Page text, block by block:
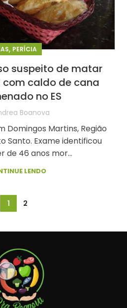
, PERÍCIA
suspeito de matar
caldo de cana
no ES
Boanova
Domingos Martins, Região
Santo. Exame identificou
de 46 anos mor...
LENDO
1 2